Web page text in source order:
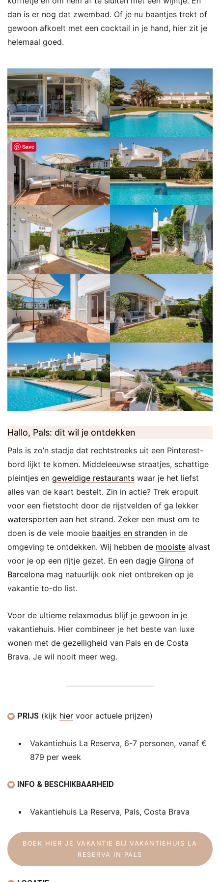
dan is er nog dat zwembad. Of je nu baantjes trekt of
gewoon afkoelt met een cocktail in je hand, hier zit je
helemaal goed.
Hallo, Pals: dit wil je ontdekken
Pals is zo’n stadje dat rechtstreeks uit een Pinterest-
bord lijkt te komen. Middeleeuwse straatjes, schattige
pleintjes en geweldige restaurants waar je het liefst
alles van de kaart bestelt. Zin in actie? Trek eropuit
voor een fietstocht door de rijstvelden of ga lekker
watersporten aan het strand. Zeker een must om te
doen is de vele mooie baaitjes en stranden in de
omgeving te ontdekken. Wij hebben de mooiste alvast
voor je op een rijtje gezet. En een dagje Girona of
Barcelona mag natuurlijk ook niet ontbreken op je
vakantie to-do list.
Voor de ultieme relaxmodus blijf je gewoon in je
vakantiehuis. Hier combineer je het beste van luxe
wonen met de gezelligheid van Pals en de Costa
Brava. Je wil nooit meer weg.
PRIJS (kijk hier voor actuele prijzen)
Vakantiehuis La Reserva, 6-7 personen, vanaf €
879 per week
INFO & BESCHIKBAARHEID
Vakantiehuis La Reserva, Pals, Costa Brava
BOEK HIER JE VAKANTIE BIJ VAKANTIEHUIS LA
RESERVA IN PALS
Save